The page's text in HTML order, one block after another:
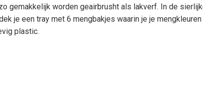
gemakkelijk worden geairbrusht als lakverf. In de
je een tray met 6 mengbakjes waarin je je mengkleuren
plastic.